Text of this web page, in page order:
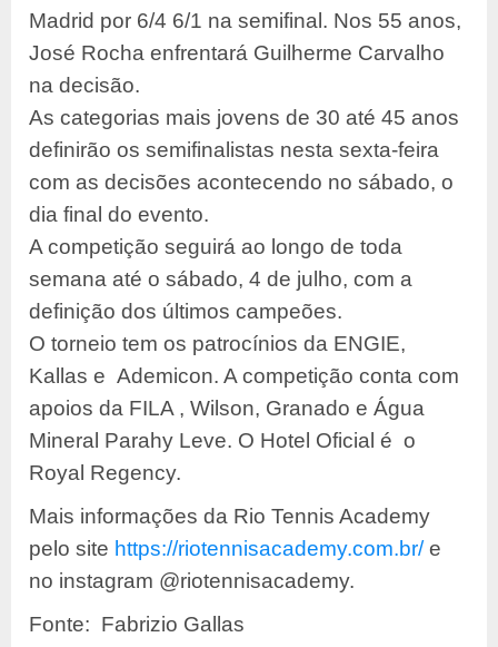
Madrid por 6/4 6/1 na semifinal. Nos 55 anos,
José Rocha enfrentará Guilherme Carvalho
na decisão.
As categorias mais jovens de 30 até 45 anos
definirão os semifinalistas nesta sexta-feira
com as decisões acontecendo no sábado, o
dia final do evento.
A competição seguirá ao longo de toda
semana até o sábado, 4 de julho, com a
definição dos últimos campeões.
O torneio tem os patrocínios da ENGIE,
Kallas e Ademicon. A competição conta com
apoios da FILA , Wilson, Granado e Água
Mineral Parahy Leve. O Hotel Oficial é o
Royal Regency.
Mais informações da Rio Tennis Academy
pelo site https://riotennisacademy.com.br/e
no instagram @riotennisacademy.
Fonte: Fabrizio Gallas